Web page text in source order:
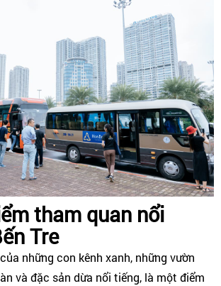
tham quan nổi
Tre
những con kênh xanh, những vườn
và đặc sản dừa nổi tiếng, là một điểm